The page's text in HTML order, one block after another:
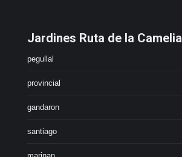
Jardines Ruta de la Camelia
pegullal
provincial
gandaron
santiago